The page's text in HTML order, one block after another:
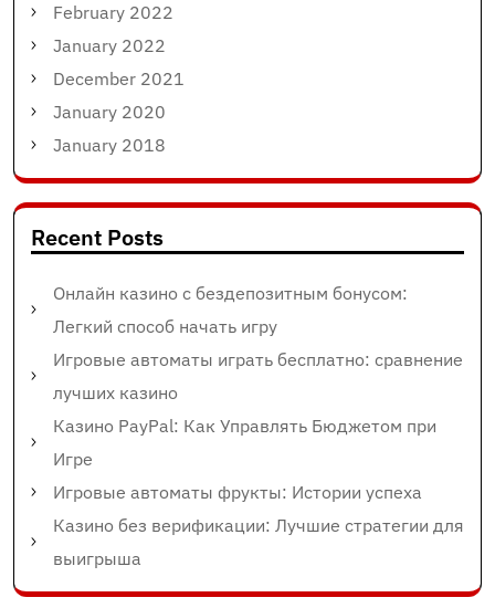
February 2022
January 2022
December 2021
January 2020
January 2018
Recent Posts
Онлайн казино с бездепозитным бонусом:
Легкий способ начать игру
Игровые автоматы играть бесплатно: сравнение
лучших казино
Казино PayPal: Как Управлять Бюджетом при
Игре
Игровые автоматы фрукты: Истории успеха
Казино без верификации: Лучшие стратегии для
выигрыша